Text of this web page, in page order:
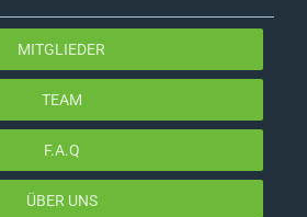
MITGLIEDER
TEAM
F.A.Q
ÜBER UNS